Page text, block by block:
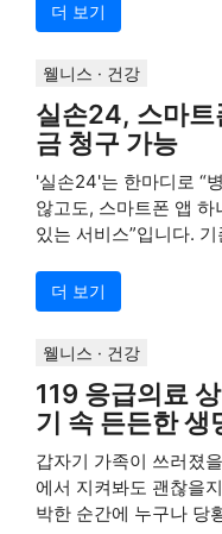
더 보기
웰니스 · 건강
실손24, 스마트
금 청구 가능
'실손24'는 한마디로 “
않고도, 스마트폰 앱
있는 서비스”입니다.
더 보기
웰니스 · 건강
119 응급의료
기 속 든든한 생
갑자기 가족이 쓰러졌
에서 지켜봐도 괜찮을
박한 순간에 누구나 당